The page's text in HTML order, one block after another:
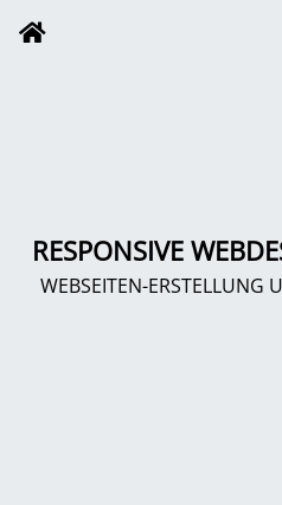
RESPONSIVE
WEBSEITEN-ERSTELLUNG